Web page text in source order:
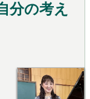
分の考え